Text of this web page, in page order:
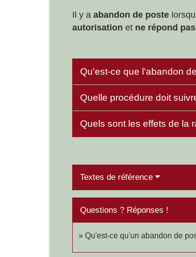
Il y a abandon de poste
autorisation et ne répond pas
Qu'est-ce que l'abandon
Quelle procédure doit
Quels sont les effets de la
Textes de référence
Questions ? Réponses !
Qu'est-ce qu'un abandon de